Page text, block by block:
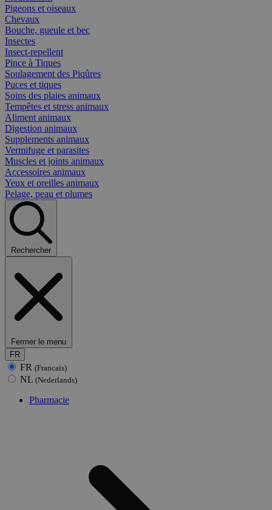
Pigeons et oiseaux
Chevaux
Bouche, gueule et bec
Insectes
Insect-repellent
Pince à Tiques
Soulagement des Piqûres
Puces et tiques
Soins des plaies animaux
Tempêtes et stress animaux
Aliment animaux
Digestion animaux
Supplements animaux
Vermifuge et parasites
Muscles et joints animaux
Accessoires animaux
Yeux et oreilles animaux
Pelage, peau et plumes
Rechercher
Fermer le menu
FR
FR (Francais)
NL (Nederlands)
Pharmacie